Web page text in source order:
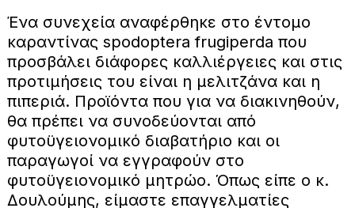
Ένα συνεχεία αναφέρθηκε στο έντομο
καραντίνας spodoptera frugiperda που
προσβάλει διάφορες καλλιέργειες και στις
προτιμήσεις του είναι η μελιτζάνα και η
πιπεριά. Προϊόντα που για να διακινηθούν,
θα πρέπει να συνοδεύονται από
φυτοϋγειονομικό διαβατήριο και οι
παραγωγοί να εγγραφούν στο
φυτοϋγειονομικό μητρώο. Όπως είπε ο κ.
Δουλούμης, είμαστε επαγγελματίες